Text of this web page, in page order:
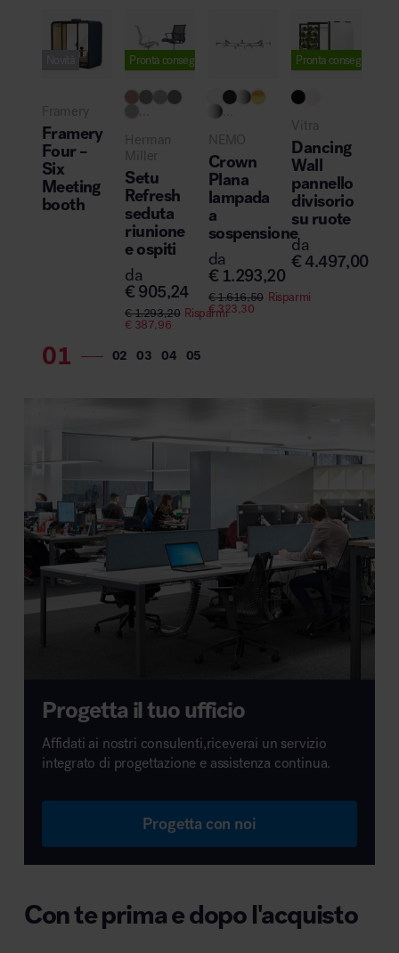
Framery
Framery
Four –
Six
Meeting
booth
Pronta consegna
Herman
Miller
Setu
Refresh
seduta
riunione
e ospiti
da
€ 905,24
€1.293,20 Risparmi
€387,96
...
NEMO
Crown
Plana
lampada
a
sospensione
da
€ 1.293,20
€1.616,50 Risparmi
€323,30
Pronta consegna
Vitra
Dancing
Wall
pannello
divisorio
su ruote
da
€ 4.497,00
Progetta il tuo ufficio
Affidati ai nostri consulenti,riceverai un servizio
integrato di progettazione e assistenza continua.
Progetta con noi
Con te prima e dopo l'acquisto